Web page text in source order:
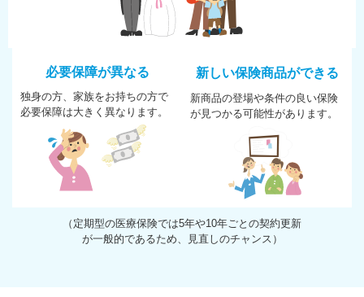
必要保障が異なる
独身の方、家族をお持ちの方で
必要保障は大きく異なります。
新しい保険商品ができる
新商品の登場や条件の良い保険
が見つかる可能性があります。
（定期型の医療保険では5年や10年ごとの契約更新
が一般的であるため、見直しのチャンス）